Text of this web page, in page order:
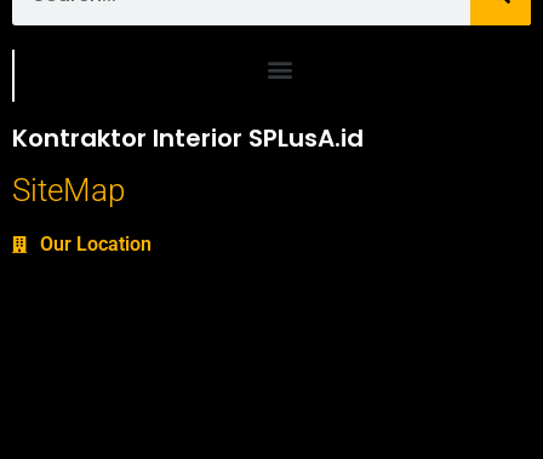
Kontraktor Interior SPLusA.id
SiteMap
Our Location